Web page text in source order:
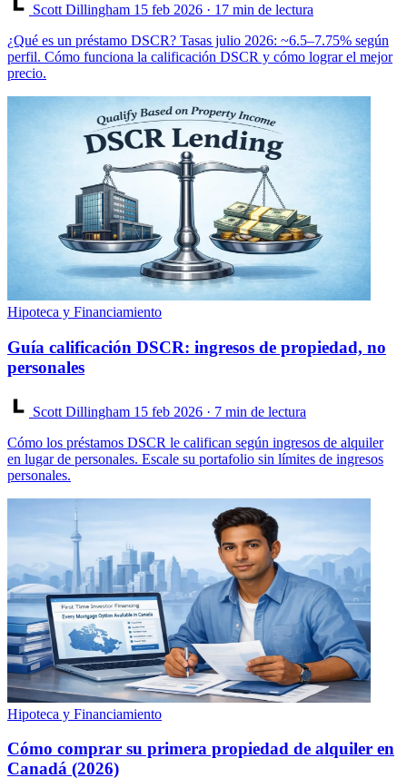
Scott Dillingham 15 feb 2026 · 17 min de lectura
¿Qué es un préstamo DSCR? Tasas julio 2026: ~6.5–7.75% según
perfil. Cómo funciona la calificación DSCR y cómo lograr el mejor
precio.
Hipoteca y Financiamiento
Guía calificación DSCR: ingresos de propiedad, no
personales
Scott Dillingham 15 feb 2026 · 7 min de lectura
Cómo los préstamos DSCR le califican según ingresos de alquiler
en lugar de personales. Escale su portafolio sin límites de ingresos
personales.
Hipoteca y Financiamiento
Cómo comprar su primera propiedad de alquiler en
Canadá (2026)